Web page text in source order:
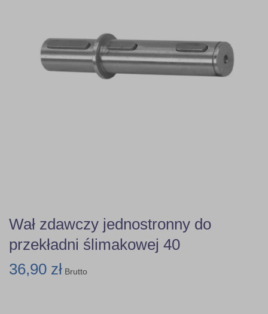
Wał zdawczy jednostronny do
przekładni ślimakowej 40
36,90 zł Brutto